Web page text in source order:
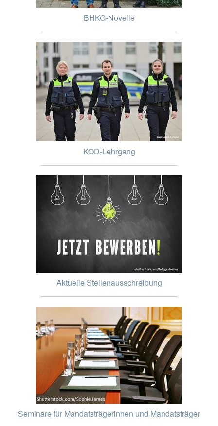
BHKG-Novelle
KOD-Lehrgang
Aktuelle Stellenausschreibung
Seminare für Mandatsträgerinnen und Mandatsträger